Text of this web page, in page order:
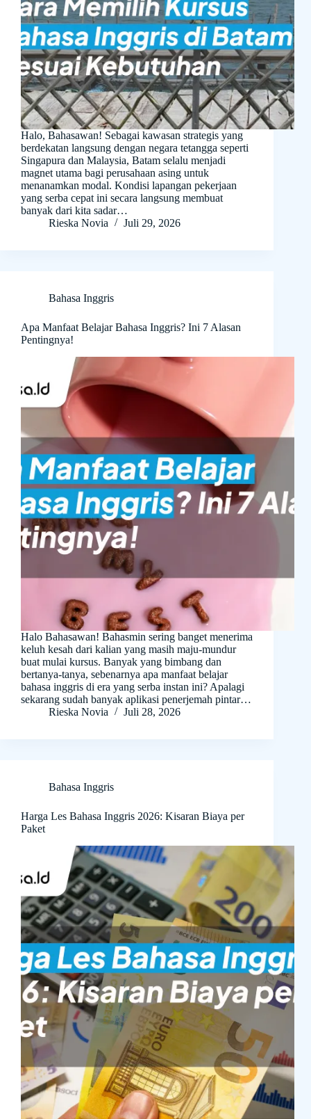
Halo, Bahasawan! Sebagai kawasan strategis yang
berdekatan langsung dengan negara tetangga seperti
Singapura dan Malaysia, Batam selalu menjadi
magnet utama bagi perusahaan asing untuk
menanamkan modal. Kondisi lapangan pekerjaan
yang serba cepat ini secara langsung membuat
banyak dari kita sadar…
Rieska Novia
Juli 29, 2026
Bahasa Inggris
Apa Manfaat Belajar Bahasa Inggris? Ini 7 Alasan
Pentingnya!
Halo Bahasawan! Bahasmin sering banget menerima
keluh kesah dari kalian yang masih maju-mundur
buat mulai kursus. Banyak yang bimbang dan
bertanya-tanya, sebenarnya apa manfaat belajar
bahasa inggris di era yang serba instan ini? Apalagi
sekarang sudah banyak aplikasi penerjemah pintar…
Rieska Novia
Juli 28, 2026
Bahasa Inggris
Harga Les Bahasa Inggris 2026: Kisaran Biaya per
Paket